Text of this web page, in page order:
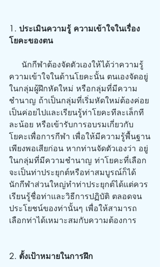
1. ประเมินความรู้ ความเข้าใจในเรื่อง
โยคะของตน
ความเข้าใจในด้านโยคะนั้น ตนเองจัดอยู่
ในกลุ่มผู้ฝึกหัดใหม่ หรือกลุ่มที่มีความ
ชำนาญ ถ้าเป็นกลุ่มที่เริ่มหัดใหม่ต้องค่อย
เป็นค่อยไปและเรียนรู้ท่าโยคะทีละเล็กที
ละน้อย หรือเข้ารับการอบรมเกี่ยวกับ
โยคะเพื่อการกีฬา เพื่อให้มีความรู้พื้นฐาน
เพียงพอเสียก่อน หากท่านจัดตัวเองว่า อยู่
ในกลุ่มที่มีความชำนาญ ท่าโยคะที่เลือก
จะเป็นท่าประยุกต์หรือท่าสมบูรณ์ก็ได้
นักกีฬาส่วนใหญ่ทำท่าประยุกต์ได้แต่ควร
เรียนรู้ชื่อท่าและวิธีการปฏิบัติ ตลอดจน
ประโยชน์ของท่านั้นๆ เพื่อให้สามารถ
เลือกท่าได้เหมาะสมกับความต้องการ
2. ตั้งเป้าหมายในการฝึก